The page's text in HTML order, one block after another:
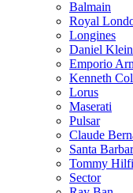
Balmain
Royal
Longines
Daniel Klein
Emporio
Kenneth
Lorus
Maserati
Pulsar
Claude
Santa
Tommy
Sector